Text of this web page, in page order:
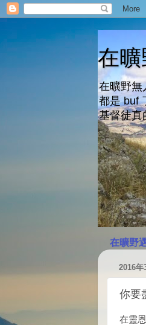
在
在曠野無
都是 buf
基督徒真
在曠野
2016年
你要
在靈